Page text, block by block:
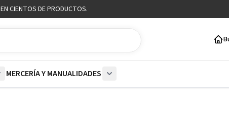
EN CIENTOS DE PRODUCTOS.
MERCERÍA Y MANUALIDADES